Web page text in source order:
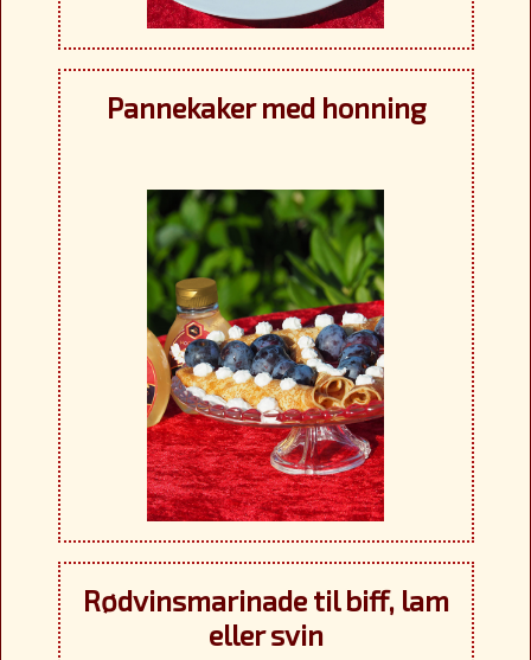
Pannekaker med honning
Rødvinsmarinade til biff, lam
eller svin